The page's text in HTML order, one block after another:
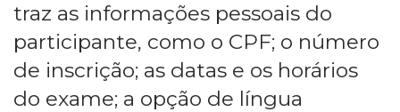
traz as informações pessoais do
participante, como o CPF; o número
de inscrição; as datas e os horários
do exame; a opção de língua